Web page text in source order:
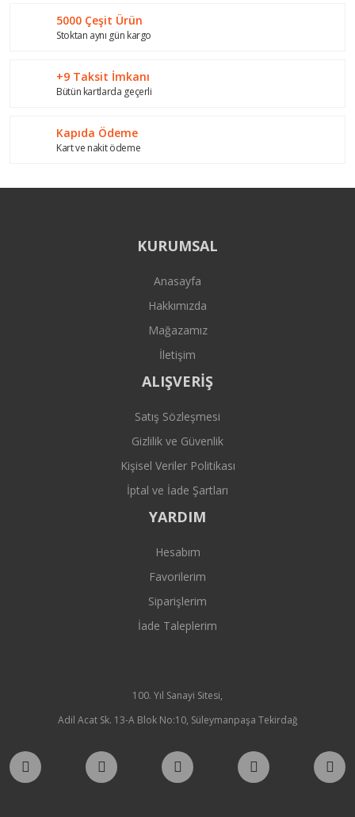
5000 Çeşit Ürün
Stoktan aynı gün kargo
+9 Taksit İmkanı
Bütün kartlarda geçerli
Kapıda Ödeme
Kart ve nakit ödeme
KURUMSAL
Anasayfa
Hakkımızda
Mağazamız
İletişim
ALIŞVERİŞ
Satış Sözleşmesi
Gizlilik ve Güvenlik
Kişisel Veriler Politikası
İptal ve İade Şartları
YARDIM
Hesabım
Favorilerim
Siparişlerim
İade Taleplerim
100. Yıl Sanayi Sitesi,
Adil Acat Sk. 13-A Blok No:10, Süleymanpaşa Tekirdağ